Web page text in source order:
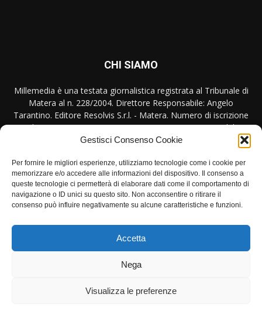
Gestisci Consenso Cookie
Per fornire le migliori esperienze, utilizziamo tecnologie come i cookie per
memorizzare e/o accedere alle informazioni del dispositivo. Il consenso a
queste tecnologie ci permetterà di elaborare dati come il comportamento di
navigazione o ID unici su questo sito. Non acconsentire o ritirare il
consenso può influire negativamente su alcune caratteristiche e funzioni.
Accetta
Nega
Visualizza le preferenze
CHI SIAMO
Millemedia è una testata giornalistica registrata al Tribunale di
Matera al n. 228/2004. Direttore Responsabile: Angelo
Tarantino. Editore Resolvis S.r.l. - Matera. Numero di iscrizione
al ROC Registro Operatori Comunicazione n. 17440 del
31/10/2007
Contattaci:redazione@millemedia.it
SEGUICI
Privacy Contatto